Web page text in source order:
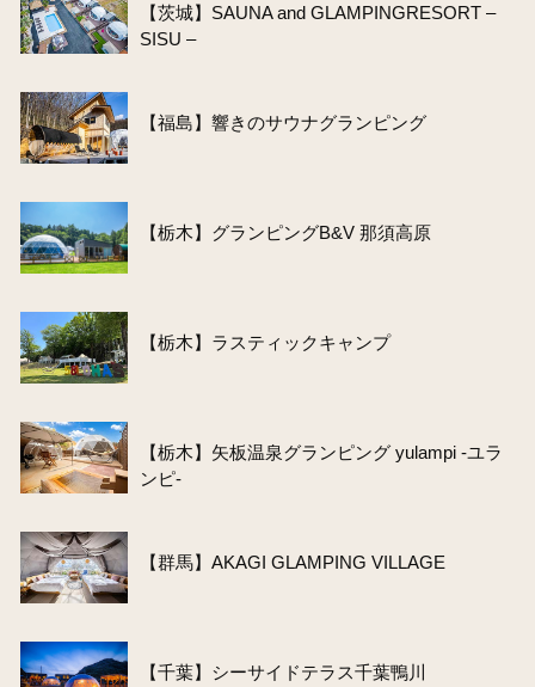
【茨城】SAUNA and GLAMPINGRESORT –
SISU –
【福島】響きのサウナグランピング
【栃木】グランピングB&V 那須高原
【栃木】ラスティックキャンプ
【栃木】矢板温泉グランピング yulampi -ユラ
ンピ-
【群馬】AKAGI GLAMPING VILLAGE
【千葉】シーサイドテラス千葉鴨川